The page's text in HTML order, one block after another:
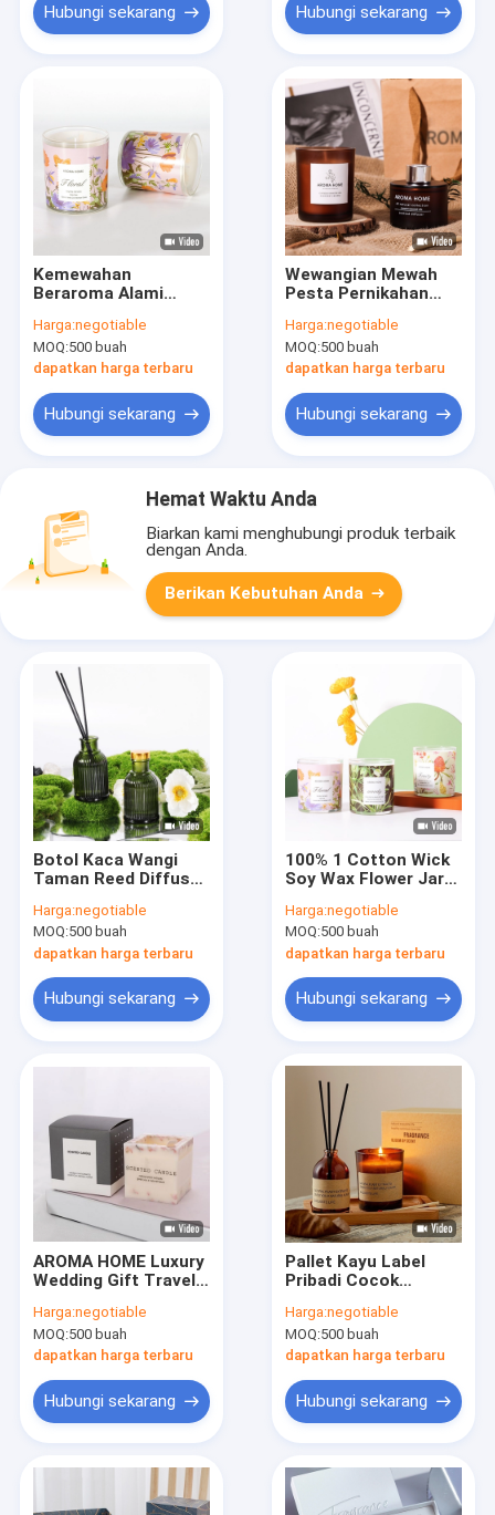
Hubungi sekarang Hubungi sekarang
Kemewahan
Beraroma Alami
Kebaruan Aroma Lilin
Rumah Dekorasi
Pernikahan
Harga:negotiable
MOQ:500 buah
dapatkan harga terbaru
Hubungi sekarang
Wewangian Mewah
Pesta Pernikahan
Diffuser Gift Set
Kesehatan Berwarna-
warni
Harga:negotiable
MOQ:500 buah
dapatkan harga terbaru
Hubungi sekarang
Hemat Waktu Anda
Biarkan kami menghubungi produk terbaik
dengan Anda.
Berikan Kebutuhan Anda
Botol Kaca Wangi
Taman Reed Diffuser
Dengan Tutup Logam
Emas
Harga:negotiable
MOQ:500 buah
dapatkan harga terbaru
Hubungi sekarang
100% 1 Cotton Wick
Soy Wax Flower Jar
Pernikahan Mewah
Harga:negotiable
MOQ:500 buah
dapatkan harga terbaru
Hubungi sekarang
AROMA HOME Luxury
Wedding Gift Travel
Logo Kustom
Harga:negotiable
MOQ:500 buah
dapatkan harga terbaru
Hubungi sekarang
Pallet Kayu Label
Pribadi Cocok
Beraroma Lilin
Kedelai Reed Diffuser
Gift Set
Harga:negotiable
MOQ:500 buah
dapatkan harga terbaru
Hubungi sekarang